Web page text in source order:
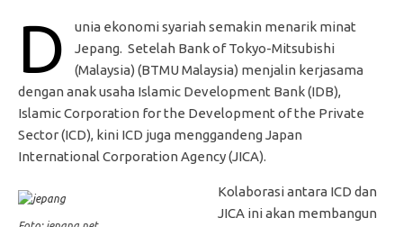
D
unia ekonomi syariah semakin menarik minat
Jepang. Setelah Bank of Tokyo-Mitsubishi
(Malaysia) (BTMU Malaysia) menjalin kerjasama
dengan anak usaha Islamic Development Bank (IDB),
Islamic Corporation for the Development of the Private
Sector (ICD), kini ICD juga menggandeng Japan
International Corporation Agency (JICA).
Kolaborasi antara ICD dan
JICA ini akan membangun